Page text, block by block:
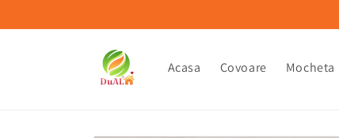
Acasa Covoare Mocheta